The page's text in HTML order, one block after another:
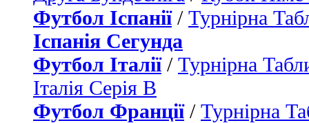
Футбол Іспанії/ Турнірна
Іспанія Сегунда
Футбол Італії/ Турнірна
Італія Серія B
Футбол Франції/ Турнірна